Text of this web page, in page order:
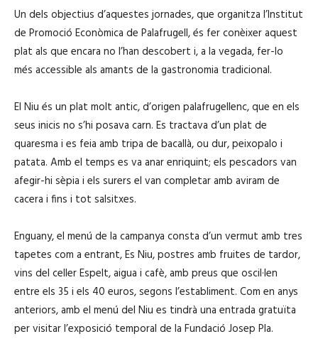
Un dels objectius d’aquestes jornades, que organitza l’Institut
de Promoció Econòmica de Palafrugell, és fer conèixer aquest
plat als que encara no l’han descobert i, a la vegada, fer-lo
més accessible als amants de la gastronomia tradicional.
El Niu és un plat molt antic, d’origen palafrugellenc, que en els
seus inicis no s’hi posava carn. Es tractava d’un plat de
quaresma i es feia amb tripa de bacallà, ou dur, peixopalo i
patata. Amb el temps es va anar enriquint; els pescadors van
afegir-hi sèpia i els surers el van completar amb aviram de
cacera i fins i tot salsitxes.
Enguany, el menú de la campanya consta d’un vermut amb tres
tapetes com a entrant, Es Niu, postres amb fruites de tardor,
vins del celler Espelt, aigua i cafè, amb preus que oscil·len
entre els 35 i els 40 euros, segons l’establiment. Com en anys
anteriors, amb el menú del Niu es tindrà una entrada gratuïta
per visitar l’exposició temporal de la Fundació Josep Pla.